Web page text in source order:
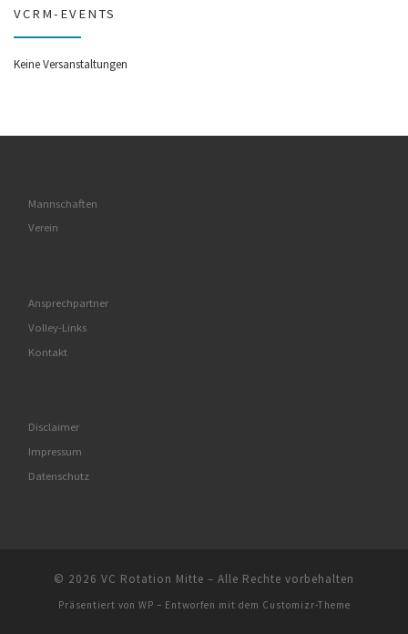
VCRM-EVENTS
Keine Versanstaltungen
Mannschaften
Verein
Ansprechpartner
Volley-Links
Kontakt
Disclaimer
Impressum
Datenschutz
© 2026 VC Rotation Mitte – Alle Rechte vorbehalten
Präsentiert von WP – Entworfen mit dem Customizr-Theme